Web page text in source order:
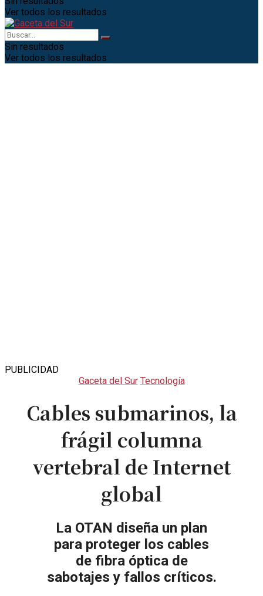
Ver todos los resultados
Sin resultados
Ver todos los resultados
PUBLICIDAD
Gaceta del Sur Tecnología
Cables submarinos, la
frágil columna
vertebral de Internet
global
La OTAN diseña un plan
para proteger los cables
de fibra óptica de
sabotajes y fallos críticos.